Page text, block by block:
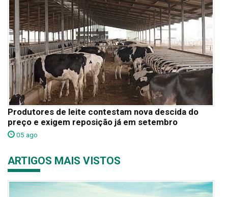
Produtores de leite contestam nova descida do
preço e exigem reposição já em setembro
05 ago
ARTIGOS MAIS VISTOS